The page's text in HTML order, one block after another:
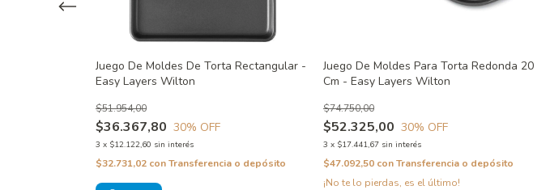
Juego De Moldes De Torta Rectangular -
Easy Layers Wilton
$36.367,80
$51.954,00
30% OFF
3 x $12.122,60 sin interés
$32.731,02 conTransferencia o depósito
Juego De Moldes Para Torta Redonda 20
Cm - Easy Layers Wilton
$52.325,00
$74.750,00
30% OFF
3 x $17.441,67 sin interés
$47.092,50 conTransferencia o depósito
¡No te lo pierdas, es el último!